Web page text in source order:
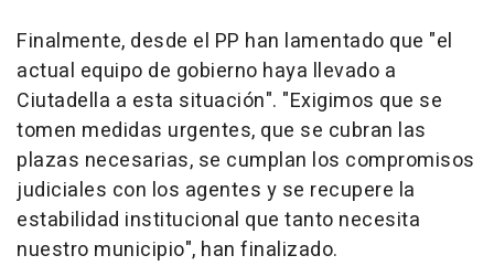
Finalmente, desde el PP han lamentado que "el
actual equipo de gobierno haya llevado a
Ciutadella a esta situación". "Exigimos que se
tomen medidas urgentes, que se cubran las
plazas necesarias, se cumplan los compromisos
judiciales con los agentes y se recupere la
estabilidad institucional que tanto necesita
nuestro municipio", han finalizado.